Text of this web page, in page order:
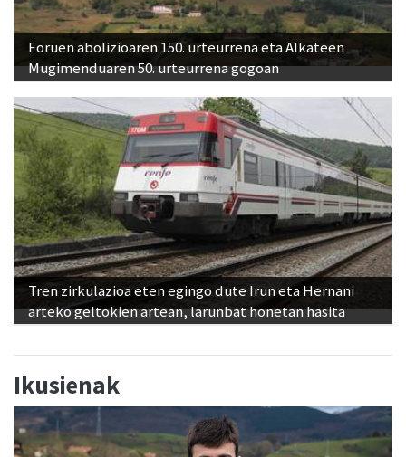
Foruen abolizioaren 150. urteurrena eta Alkateen
Mugimenduaren 50. urteurrena gogoan
Tren zirkulazioa eten egingo dute Irun eta Hernani
arteko geltokien artean, larunbat honetan hasita
Ikusienak